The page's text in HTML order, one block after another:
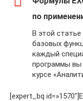
по
В этой
базовых
каждый
программы
курсе
[expert_bq